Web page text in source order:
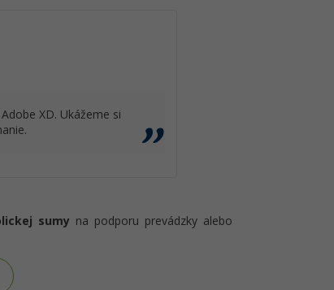
XD. Ukážeme si
sumy na podporu prevádzky alebo